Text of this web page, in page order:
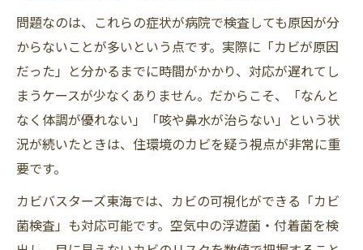
問題なのは、これらの症状が病院で検査しても原因が分
からないことが多いという点です。実際に「カビが原因
だった」と分かるまでに時間がかかり、対応が遅れてし
まうケースが少なくありません。だからこそ、「なんと
なく体調が優れない」「咳や鼻水が治らない」という状
況が続いたときは、住環境のカビを疑う視点が非常に重
要です。
カビバスターズ東海では、カビの可視化ができる「カビ
菌検査」も対応可能です。空気中の浮遊菌・付着菌を検